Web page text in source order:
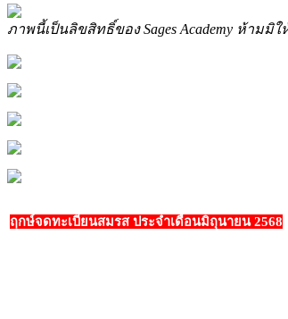
ภาพนี้เป็นลิขสิทธิ์ของ Sages Academy ห้าม
ฤกษ์จดทะเบียนสมรส ประจำเดือนมิถุนายน 2568